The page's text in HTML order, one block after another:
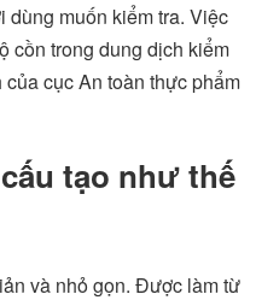
dùng muốn kiểm tra. Việc
cồn trong dung dịch kiểm
cục An toàn thực phẩm
tạo như thế
và nhỏ gọn. Được làm từ